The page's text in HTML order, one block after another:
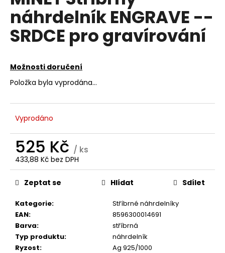
5
hvězdiček.
náhrdelník ENGRAVE --
SRDCE pro gravírování
Možnosti doručení
Položka byla vyprodána…
Vyprodáno
525 Kč / ks
433,88 Kč bez DPH
Měrná
cena:
Kategorie:
Stříbrné náhrdelníky
EAN:
8596300014691
Barva:
stříbrná
Typ produktu:
náhrdelník
Ryzost: Ag 925/1000
Zeptat se Hlídat Sdílet
a
j
í
?
D
o
p
u
č
u